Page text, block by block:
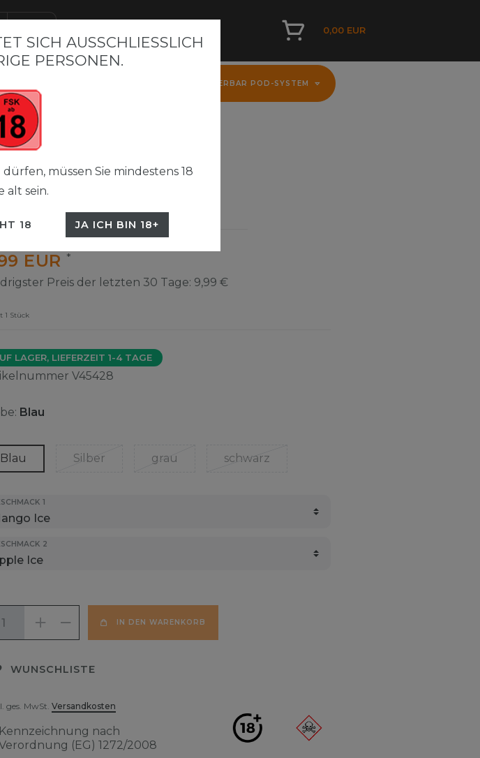
0,00 EUR
FLERBAR POD-SYSTEM
Pods Paket
EUR *
Preis der letzten 30 Tage: 9,99 €
1 Stück
LAGER, LIEFERZEIT 1-4 TAGE
V45428
Blau
Blau Silber grau schwarz
1
2
IN DEN WARENKORB
WUNSCHLISTE
ges. MwSt. Versandkosten
Kennzeichnung nach
(EG) 1272/2008
SICH AUSSCHLIESSLICH A
PERSONEN.
müssen Sie mindestens 18
alt sein.
18 JA ICH BIN 18+